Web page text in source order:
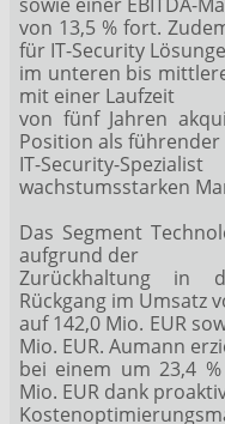
von 13,5 % fort.
für IT-Security
im unteren bis
mit einer Laufzeit
von fünf Jahren
Position als führender
IT-Security-
wachstumsstarken
Das Segment
aufgrund der
Zurückhaltung in
Rückgang im Umsatz
auf 142,0 Mio. EUR
Mio. EUR. Aumann
bei einem um 23,4
Mio. EUR dank